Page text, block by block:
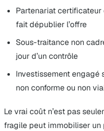
Partenariat certificateur
fait dépublier l’offre
Sous-traitance non
jour d’un contrôle
Investissement engagé
non conforme ou non
Le vrai coût n’est pas
fragile peut immobiliser un